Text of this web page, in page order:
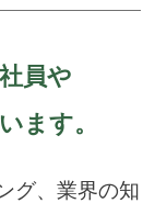
員や
ます。
グ、業界の知